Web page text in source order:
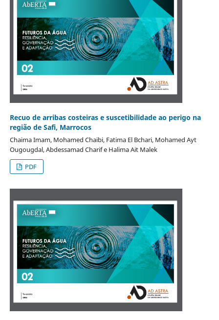
Recuo de arribas costeiras e suscetibilidade ao perigo na
região de Safi, Marrocos
Chaima Imam, Mohamed Chaibi, Fatima El Bchari, Mohamed Ayt
Ougougdal, Abdessamad Charif e Halima Ait Malek
PDF